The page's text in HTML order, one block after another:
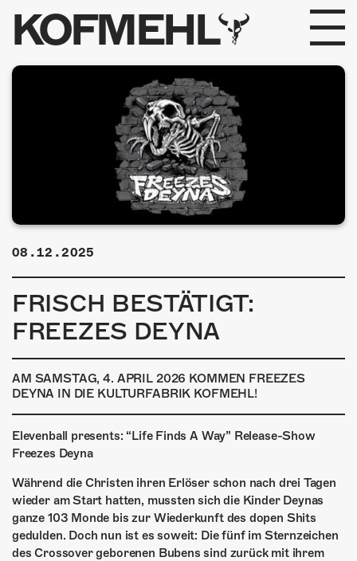
KOFMEHL
PROGRAMM
FABRIKGEFLÜSTER
GALERIE
FOTOGALERIE
INFOS
KONTAKT
ÜBER UNS
GÖNNEREI
SHOP
MITMACHEN
08.12.2025
FRISCH BESTÄTIGT:
FREEZES DEYNA
AM SAMSTAG, 4. APRIL 2026 KOMMEN FREEZES
DEYNA IN DIE KULTURFABRIK KOFMEHL!
Elevenball presents: “Life Finds A Way” Release-Show
Freezes Deyna
Während die Christen ihren Erlöser schon nach drei Tagen
wieder am Start hatten, mussten sich die Kinder Deynas
ganze 103 Monde bis zur Wiederkunft des dopen Shits
gedulden. Doch nun ist es soweit: Die fünf im Sternzeichen
des Crossover geborenen Bubens sind zurück mit ihrem